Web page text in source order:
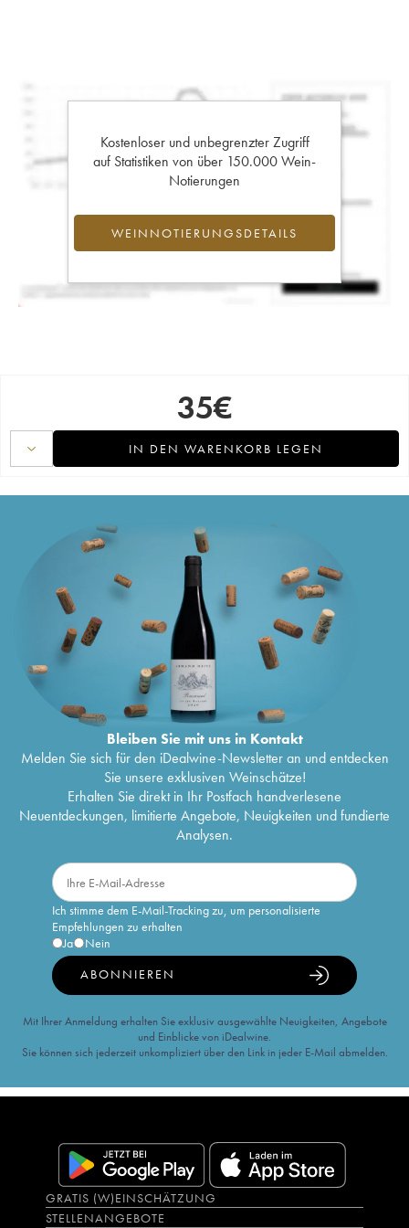
Kostenloser und unbegrenzter Zugriff
auf Statistiken von über 150.000 Wein-
Notierungen
WEINNOTIERUNGSDETAILS
35€
IN DEN WARENKORB LEGEN
Bleiben Sie mit uns in Kontakt
Melden Sie sich für den iDealwine-Newsletter an und entdecken
Sie unsere exklusiven Weinschätze!
Erhalten Sie direkt in Ihr Postfach handverlesene
Neuentdeckungen, limitierte Angebote, Neuigkeiten und fundierte
Analysen.
Ich stimme dem E-Mail-Tracking zu, um personalisierte
Empfehlungen zu erhalten
Ja
Nein
ABONNIEREN
Mit Ihrer Anmeldung erhalten Sie exklusiv ausgewählte Neuigkeiten, Angebote
und Einblicke von iDealwine.
Sie können sich jederzeit unkompliziert über den Link in jeder E-Mail abmelden.
GRATIS (W)EINSCHÄTZUNG
STELLENANGEBOTE